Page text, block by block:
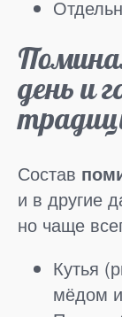
день и
Состав
и в другие
но чаще
Кутья
мёдом